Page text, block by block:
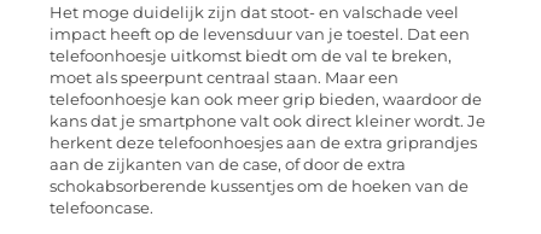
Het moge duidelijk zijn dat stoot- en valschade veel
impact heeft op de levensduur van je toestel. Dat een
telefoonhoesje uitkomst biedt om de val te breken,
moet als speerpunt centraal staan. Maar een
telefoonhoesje kan ook meer grip bieden, waardoor de
kans dat je smartphone valt ook direct kleiner wordt. Je
herkent deze telefoonhoesjes aan de extra griprandjes
aan de zijkanten van de case, of door de extra
schokabsorberende kussentjes om de hoeken van de
telefooncase.